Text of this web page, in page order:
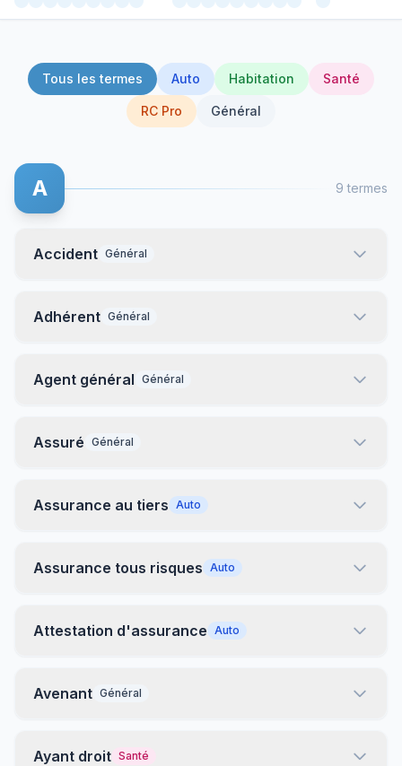
Tous les termes Auto Habitation Santé
RC Pro Général
A 9 termes
Accident Général
Adhérent Général
Agent général Général
Assuré Général
Assurance au tiers Auto
Assurance tous risques Auto
Attestation d'assurance Auto
Avenant Général
Ayant droit Santé